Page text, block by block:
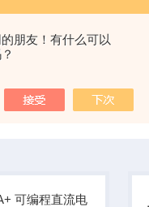
朋友！有什么可以
道任意波信号发生器